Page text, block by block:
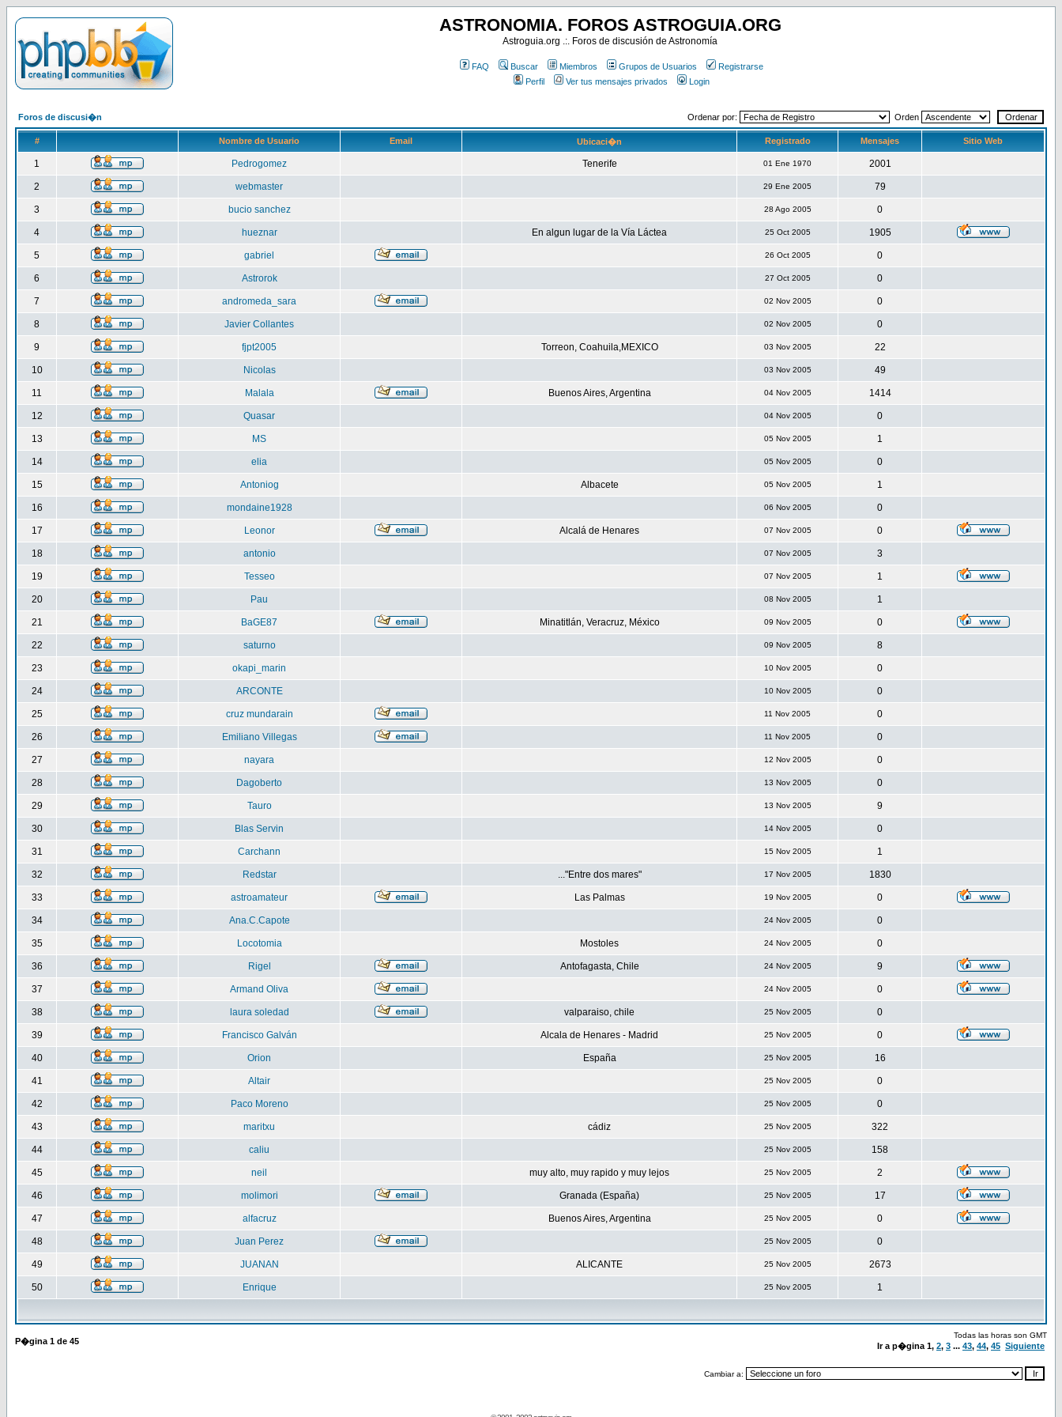
ASTRONOMIA. FOROS ASTROGUIA.ORG
Astroguia.org .:. Foros de discusión de Astronomía
FAQ Buscar Miembros Grupos de Usuarios
Registrarse
Perfil
Ver tus mensajes privados Login
Foros de discusi�n Ordenar por: Orden
# Nombre de Usuario Email Ubicaci�n Registrado Mensajes Sitio Web
1 Pedrogomez Tenerife 01 Ene 1970 2001
2 webmaster 29 Ene 2005 79
3 bucio sanchez 28 Ago 2005 0
4 hueznar En algun lugar de la Vía Láctea 25 Oct 2005 1905
5 gabriel 26 Oct 2005 0
6 Astrorok 27 Oct 2005 0
7 andromeda_sara 02 Nov 2005 0
8 Javier Collantes 02 Nov 2005 0
9 fjpt2005 Torreon, Coahuila,MEXICO 03 Nov 2005 22
10 Nicolas 03 Nov 2005 49
11 Malala Buenos Aires, Argentina 04 Nov 2005 1414
12 Quasar 04 Nov 2005 0
13 MS 05 Nov 2005 1
14 elia 05 Nov 2005 0
15 Antoniog Albacete 05 Nov 2005 1
16 mondaine1928 06 Nov 2005 0
17 Leonor Alcalá de Henares 07 Nov 2005 0
18 antonio 07 Nov 2005 3
19 Tesseo 07 Nov 2005 1
20 Pau 08 Nov 2005 1
21 BaGE87 Minatitlán, Veracruz, México 09 Nov 2005 0
22 saturno 09 Nov 2005 8
23 okapi_marin 10 Nov 2005 0
24 ARCONTE 10 Nov 2005 0
25 cruz mundarain 11 Nov 2005 0
26 Emiliano Villegas 11 Nov 2005 0
27 nayara 12 Nov 2005 0
28 Dagoberto 13 Nov 2005 0
29 Tauro 13 Nov 2005 9
30 Blas Servin 14 Nov 2005 0
31 Carchann 15 Nov 2005 1
32 Redstar ..."Entre dos mares" 17 Nov 2005 1830
33 astroamateur Las Palmas 19 Nov 2005 0
34 Ana.C.Capote 24 Nov 2005 0
35 Locotomia Mostoles 24 Nov 2005 0
36 Rigel Antofagasta, Chile 24 Nov 2005 9
37 Armand Oliva 24 Nov 2005 0
38 laura soledad valparaiso, chile 25 Nov 2005 0
39 Francisco Galván Alcala de Henares - Madrid 25 Nov 2005 0
40 Orion España 25 Nov 2005 16
41 Altair 25 Nov 2005 0
42 Paco Moreno 25 Nov 2005 0
43 maritxu cádiz 25 Nov 2005 322
44 caliu 25 Nov 2005 158
45 neil muy alto, muy rapido y muy lejos 25 Nov 2005 2
46 molimori Granada (España) 25 Nov 2005 17
47 alfacruz Buenos Aires, Argentina 25 Nov 2005 0
48 Juan Perez 25 Nov 2005 0
49 JUANAN ALICANTE 25 Nov 2005 2673
50 Enrique 25 Nov 2005 1
P�gina 1 de 45
Todas las horas son GMT
Ir a p�gina 1, 2, 3 ... 43, 44, 45 Siguiente
Cambiar a: